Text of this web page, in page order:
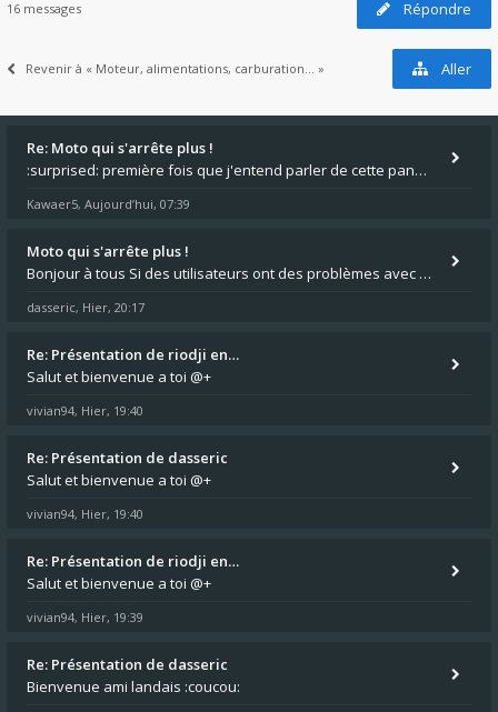
16 messages Répondre
Revenir à « Moteur, alimentations, carburation... » Aller
Re: Moto qui s'arrête plus !
:surprised: première fois que j'entend parler de cette panne ,ta moto aurait été maraboutée? :pretre:
Kawaer5, Aujourd’hui, 07:39
Moto qui s'arrête plus !
Bonjour à tous Si des utilisateurs ont des problèmes avec leur moto qui démarre plus, la mienne ne coupe plus :?: - Je
dasseric, Hier, 20:17
Re: Présentation de riodji en…
Salut et bienvenue a toi @+
vivian94, Hier, 19:40
Re: Présentation de dasseric
Salut et bienvenue a toi @+
vivian94, Hier, 19:40
Re: Présentation de riodji en…
Salut et bienvenue a toi @+
vivian94, Hier, 19:39
Re: Présentation de dasseric
Bienvenue ami landais :coucou: